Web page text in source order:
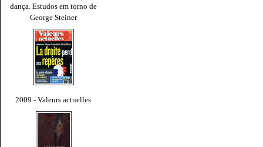
dança. Estudos em torno de
George Steiner
2009 - Valeurs actuelles